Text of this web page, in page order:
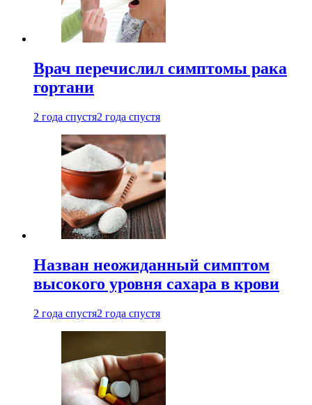
Врач перечислил симптомы рака
гортани
2 года спустя2 года спустя
Назван неожиданный симптом
высокого уровня сахара в крови
2 года спустя2 года спустя